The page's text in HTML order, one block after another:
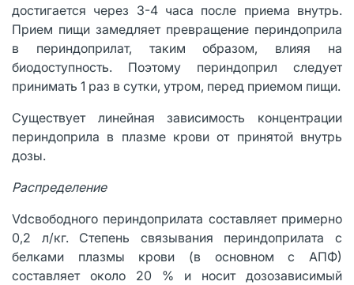
достигается через 3-4 часа после приема внутрь.
Прием пищи замедляет превращение периндоприла
в периндоприлат, таким образом, влияя на
биодоступность. Поэтому периндоприл следует
принимать 1 раз в сутки, утром, перед приемом пищи.
Существует линейная зависимость концентрации
периндоприла в плазме крови от принятой внутрь
дозы.
Распределение
Vdсвободного периндоприлата составляет примерно
0,2 л/кг. Степень связывания периндоприлата с
белками плазмы крови (в основном с АПФ)
составляет около 20 % и носит дозозависимый